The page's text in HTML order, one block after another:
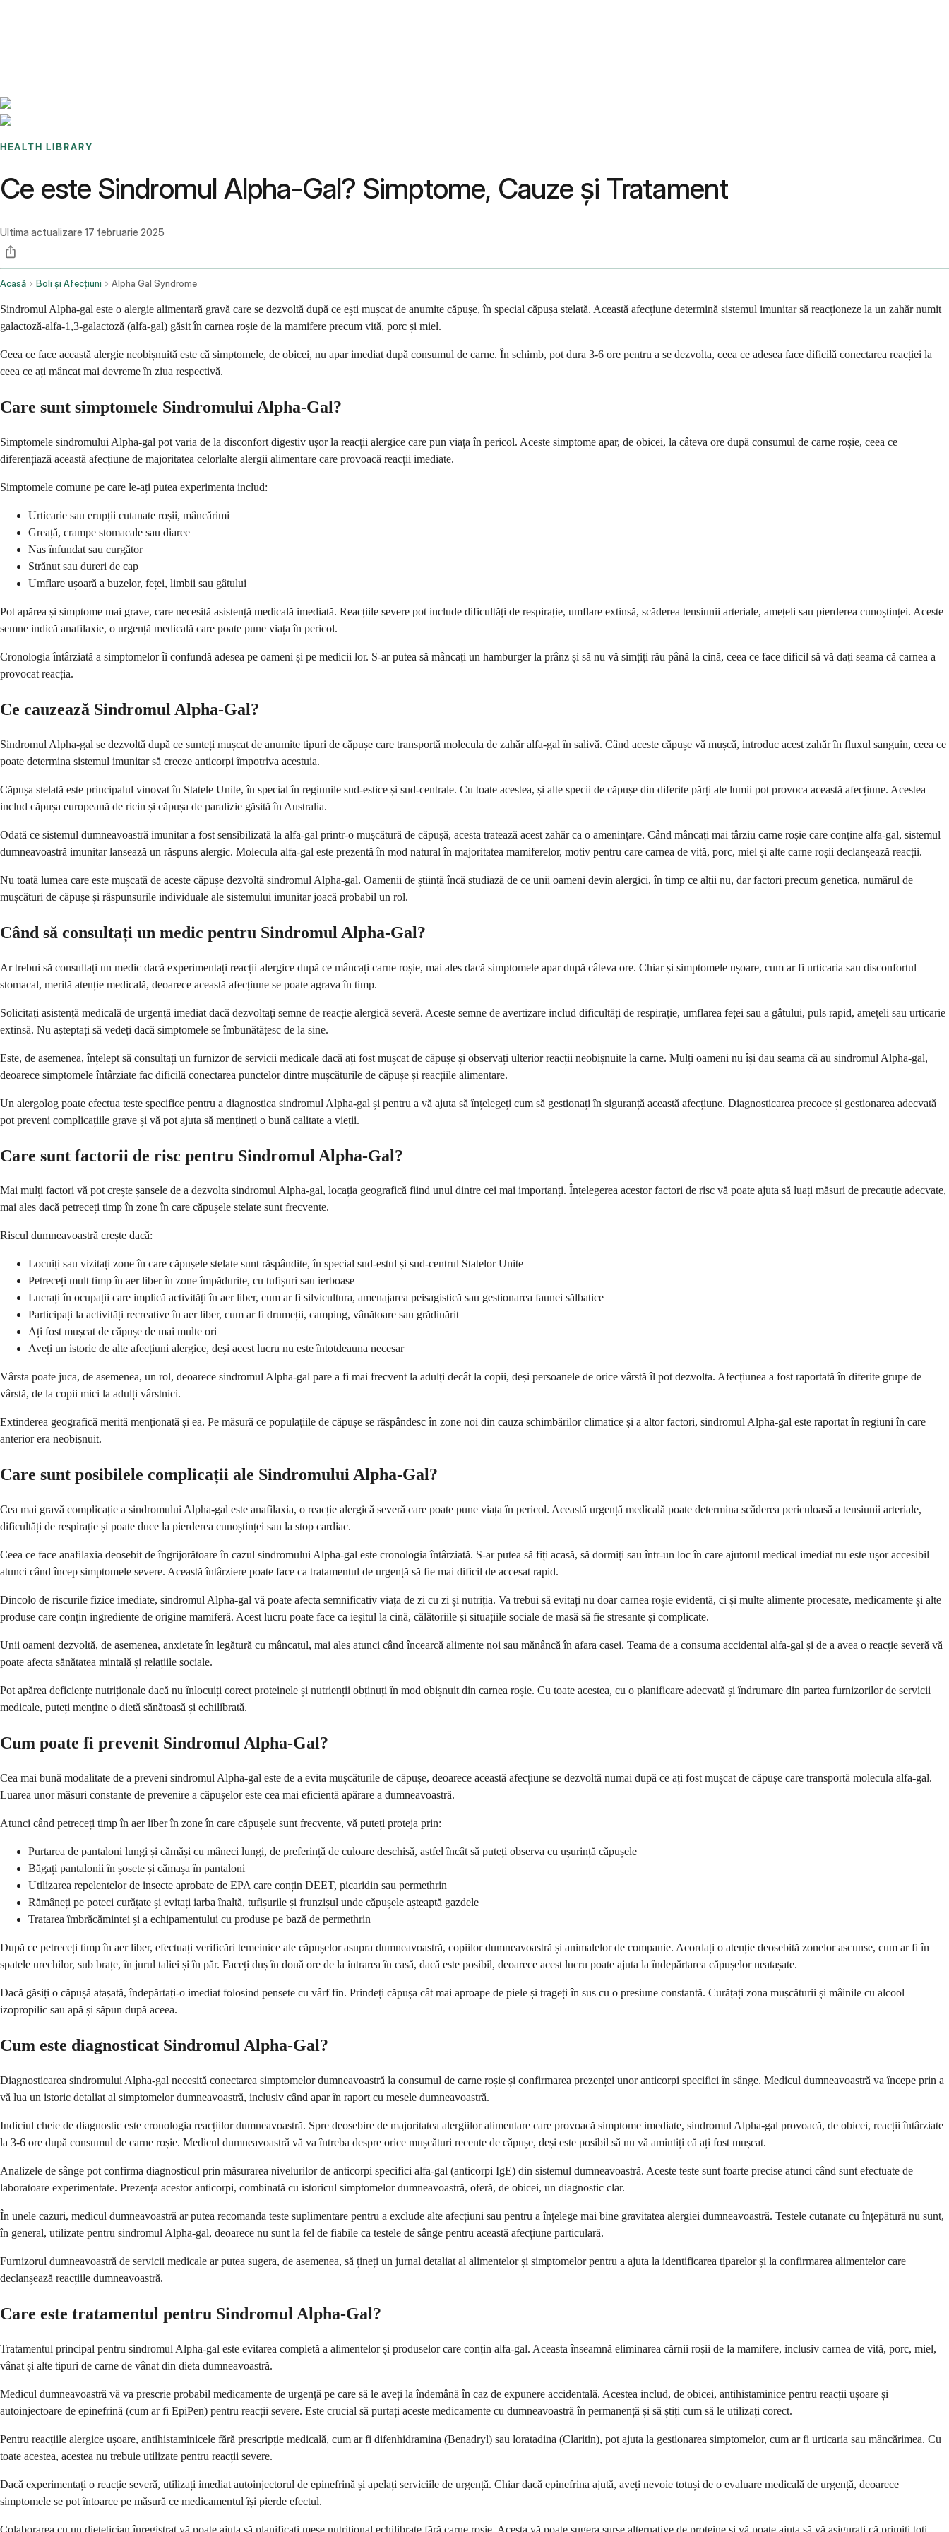
HEALTH LIBRARY
Ce este Sindromul Alpha-Gal? Simptome, Cauze și Tratament
Ultima actualizare 17 februarie 2025
Acasă Boli și Afecțiuni Alpha Gal Syndrome
Sindromul Alpha-gal este o alergie alimentară gravă care se dezvoltă după ce ești mușcat de anumite căpușe, în special căpușa stelată. Această afecțiune determină sistemul imunitar să reacționeze la un zahăr numit
galactoză-alfa-1,3-galactoză (alfa-gal) găsit în carnea roșie de la mamifere precum vită, porc și miel.
Ceea ce face această alergie neobișnuită este că simptomele, de obicei, nu apar imediat după consumul de carne. În schimb, pot dura 3-6 ore pentru a se dezvolta, ceea ce adesea face dificilă conectarea reacției la
ceea ce ați mâncat mai devreme în ziua respectivă.
Care sunt simptomele Sindromului Alpha-Gal?
Simptomele sindromului Alpha-gal pot varia de la disconfort digestiv ușor la reacții alergice care pun viața în pericol. Aceste simptome apar, de obicei, la câteva ore după consumul de carne roșie, ceea ce
diferențiază această afecțiune de majoritatea celorlalte alergii alimentare care provoacă reacții imediate.
Simptomele comune pe care le-ați putea experimenta includ:
Urticarie sau erupții cutanate roșii, mâncărimi
Greață, crampe stomacale sau diaree
Nas înfundat sau curgător
Strănut sau dureri de cap
Umflare ușoară a buzelor, feței, limbii sau gâtului
Pot apărea și simptome mai grave, care necesită asistență medicală imediată. Reacțiile severe pot include dificultăți de respirație, umflare extinsă, scăderea tensiunii arteriale, amețeli sau pierderea cunoștinței. Aceste
semne indică anafilaxie, o urgență medicală care poate pune viața în pericol.
Cronologia întârziată a simptomelor îi confundă adesea pe oameni și pe medicii lor. S-ar putea să mâncați un hamburger la prânz și să nu vă simțiți rău până la cină, ceea ce face dificil să vă dați seama că carnea a
provocat reacția.
Ce cauzează Sindromul Alpha-Gal?
Sindromul Alpha-gal se dezvoltă după ce sunteți mușcat de anumite tipuri de căpușe care transportă molecula de zahăr alfa-gal în salivă. Când aceste căpușe vă mușcă, introduc acest zahăr în fluxul sanguin, ceea ce
poate determina sistemul imunitar să creeze anticorpi împotriva acestuia.
Căpușa stelată este principalul vinovat în Statele Unite, în special în regiunile sud-estice și sud-centrale. Cu toate acestea, și alte specii de căpușe din diferite părți ale lumii pot provoca această afecțiune. Acestea
includ căpușa europeană de ricin și căpușa de paralizie găsită în Australia.
Odată ce sistemul dumneavoastră imunitar a fost sensibilizată la alfa-gal printr-o mușcătură de căpușă, acesta tratează acest zahăr ca o amenințare. Când mâncați mai târziu carne roșie care conține alfa-gal, sistemul
dumneavoastră imunitar lansează un răspuns alergic. Molecula alfa-gal este prezentă în mod natural în majoritatea mamiferelor, motiv pentru care carnea de vită, porc, miel și alte carne roșii declanșează reacții.
Nu toată lumea care este mușcată de aceste căpușe dezvoltă sindromul Alpha-gal. Oamenii de știință încă studiază de ce unii oameni devin alergici, în timp ce alții nu, dar factori precum genetica, numărul de
mușcături de căpușe și răspunsurile individuale ale sistemului imunitar joacă probabil un rol.
Când să consultați un medic pentru Sindromul Alpha-Gal?
Ar trebui să consultați un medic dacă experimentați reacții alergice după ce mâncați carne roșie, mai ales dacă simptomele apar după câteva ore. Chiar și simptomele ușoare, cum ar fi urticaria sau disconfortul
stomacal, merită atenție medicală, deoarece această afecțiune se poate agrava în timp.
Solicitați asistență medicală de urgență imediat dacă dezvoltați semne de reacție alergică severă. Aceste semne de avertizare includ dificultăți de respirație, umflarea feței sau a gâtului, puls rapid, amețeli sau urticarie
extinsă. Nu așteptați să vedeți dacă simptomele se îmbunătățesc de la sine.
Este, de asemenea, înțelept să consultați un furnizor de servicii medicale dacă ați fost mușcat de căpușe și observați ulterior reacții neobișnuite la carne. Mulți oameni nu își dau seama că au sindromul Alpha-gal,
deoarece simptomele întârziate fac dificilă conectarea punctelor dintre mușcăturile de căpușe și reacțiile alimentare.
Un alergolog poate efectua teste specifice pentru a diagnostica sindromul Alpha-gal și pentru a vă ajuta să înțelegeți cum să gestionați în siguranță această afecțiune. Diagnosticarea precoce și gestionarea adecvată
pot preveni complicațiile grave și vă pot ajuta să mențineți o bună calitate a vieții.
Care sunt factorii de risc pentru Sindromul Alpha-Gal?
Mai mulți factori vă pot crește șansele de a dezvolta sindromul Alpha-gal, locația geografică fiind unul dintre cei mai importanți. Înțelegerea acestor factori de risc vă poate ajuta să luați măsuri de precauție adecvate,
mai ales dacă petreceți timp în zone în care căpușele stelate sunt frecvente.
Riscul dumneavoastră crește dacă:
Locuiți sau vizitați zone în care căpușele stelate sunt răspândite, în special sud-estul și sud-centrul Statelor Unite
Petreceți mult timp în aer liber în zone împădurite, cu tufișuri sau ierboase
Lucrați în ocupații care implică activități în aer liber, cum ar fi silvicultura, amenajarea peisagistică sau gestionarea faunei sălbatice
Participați la activități recreative în aer liber, cum ar fi drumeții, camping, vânătoare sau grădinărit
Ați fost mușcat de căpușe de mai multe ori
Aveți un istoric de alte afecțiuni alergice, deși acest lucru nu este întotdeauna necesar
Vârsta poate juca, de asemenea, un rol, deoarece sindromul Alpha-gal pare a fi mai frecvent la adulți decât la copii, deși persoanele de orice vârstă îl pot dezvolta. Afecțiunea a fost raportată în diferite grupe de
vârstă, de la copii mici la adulți vârstnici.
Extinderea geografică merită menționată și ea. Pe măsură ce populațiile de căpușe se răspândesc în zone noi din cauza schimbărilor climatice și a altor factori, sindromul Alpha-gal este raportat în regiuni în care
anterior era neobișnuit.
Care sunt posibilele complicații ale Sindromului Alpha-Gal?
Cea mai gravă complicație a sindromului Alpha-gal este anafilaxia, o reacție alergică severă care poate pune viața în pericol. Această urgență medicală poate determina scăderea periculoasă a tensiunii arteriale,
dificultăți de respirație și poate duce la pierderea cunoștinței sau la stop cardiac.
Ceea ce face anafilaxia deosebit de îngrijorătoare în cazul sindromului Alpha-gal este cronologia întârziată. S-ar putea să fiți acasă, să dormiți sau într-un loc în care ajutorul medical imediat nu este ușor accesibil
atunci când încep simptomele severe. Această întârziere poate face ca tratamentul de urgență să fie mai dificil de accesat rapid.
Dincolo de riscurile fizice imediate, sindromul Alpha-gal vă poate afecta semnificativ viața de zi cu zi și nutriția. Va trebui să evitați nu doar carnea roșie evidentă, ci și multe alimente procesate, medicamente și alte
produse care conțin ingrediente de origine mamiferă. Acest lucru poate face ca ieșitul la cină, călătoriile și situațiile sociale de masă să fie stresante și complicate.
Unii oameni dezvoltă, de asemenea, anxietate în legătură cu mâncatul, mai ales atunci când încearcă alimente noi sau mănâncă în afara casei. Teama de a consuma accidental alfa-gal și de a avea o reacție severă vă
poate afecta sănătatea mintală și relațiile sociale.
Pot apărea deficiențe nutriționale dacă nu înlocuiți corect proteinele și nutrienții obținuți în mod obișnuit din carnea roșie. Cu toate acestea, cu o planificare adecvată și îndrumare din partea furnizorilor de servicii
medicale, puteți menține o dietă sănătoasă și echilibrată.
Cum poate fi prevenit Sindromul Alpha-Gal?
Cea mai bună modalitate de a preveni sindromul Alpha-gal este de a evita mușcăturile de căpușe, deoarece această afecțiune se dezvoltă numai după ce ați fost mușcat de căpușe care transportă molecula alfa-gal.
Luarea unor măsuri constante de prevenire a căpușelor este cea mai eficientă apărare a dumneavoastră.
Atunci când petreceți timp în aer liber în zone în care căpușele sunt frecvente, vă puteți proteja prin:
Purtarea de pantaloni lungi și cămăși cu mâneci lungi, de preferință de culoare deschisă, astfel încât să puteți observa cu ușurință căpușele
Băgați pantalonii în șosete și cămașa în pantaloni
Utilizarea repelentelor de insecte aprobate de EPA care conțin DEET, picaridin sau permethrin
Rămâneți pe poteci curățate și evitați iarba înaltă, tufișurile și frunzișul unde căpușele așteaptă gazdele
Tratarea îmbrăcămintei și a echipamentului cu produse pe bază de permethrin
După ce petreceți timp în aer liber, efectuați verificări temeinice ale căpușelor asupra dumneavoastră, copiilor dumneavoastră și animalelor de companie. Acordați o atenție deosebită zonelor ascunse, cum ar fi în
spatele urechilor, sub brațe, în jurul taliei și în păr. Faceți duș în două ore de la intrarea în casă, dacă este posibil, deoarece acest lucru poate ajuta la îndepărtarea căpușelor neatașate.
Dacă găsiți o căpușă atașată, îndepărtați-o imediat folosind pensete cu vârf fin. Prindeți căpușa cât mai aproape de piele și trageți în sus cu o presiune constantă. Curățați zona mușcăturii și mâinile cu alcool
izopropilic sau apă și săpun după aceea.
Cum este diagnosticat Sindromul Alpha-Gal?
Diagnosticarea sindromului Alpha-gal necesită conectarea simptomelor dumneavoastră la consumul de carne roșie și confirmarea prezenței unor anticorpi specifici în sânge. Medicul dumneavoastră va începe prin a
vă lua un istoric detaliat al simptomelor dumneavoastră, inclusiv când apar în raport cu mesele dumneavoastră.
Indiciul cheie de diagnostic este cronologia reacțiilor dumneavoastră. Spre deosebire de majoritatea alergiilor alimentare care provoacă simptome imediate, sindromul Alpha-gal provoacă, de obicei, reacții întârziate
la 3-6 ore după consumul de carne roșie. Medicul dumneavoastră vă va întreba despre orice mușcături recente de căpușe, deși este posibil să nu vă amintiți că ați fost mușcat.
Analizele de sânge pot confirma diagnosticul prin măsurarea nivelurilor de anticorpi specifici alfa-gal (anticorpi IgE) din sistemul dumneavoastră. Aceste teste sunt foarte precise atunci când sunt efectuate de
laboratoare experimentate. Prezența acestor anticorpi, combinată cu istoricul simptomelor dumneavoastră, oferă, de obicei, un diagnostic clar.
În unele cazuri, medicul dumneavoastră ar putea recomanda teste suplimentare pentru a exclude alte afecțiuni sau pentru a înțelege mai bine gravitatea alergiei dumneavoastră. Testele cutanate cu înțepătură nu sunt,
în general, utilizate pentru sindromul Alpha-gal, deoarece nu sunt la fel de fiabile ca testele de sânge pentru această afecțiune particulară.
Furnizorul dumneavoastră de servicii medicale ar putea sugera, de asemenea, să țineți un jurnal detaliat al alimentelor și simptomelor pentru a ajuta la identificarea tiparelor și la confirmarea alimentelor care
declanșează reacțiile dumneavoastră.
Care este tratamentul pentru Sindromul Alpha-Gal?
Tratamentul principal pentru sindromul Alpha-gal este evitarea completă a alimentelor și produselor care conțin alfa-gal. Aceasta înseamnă eliminarea cărnii roșii de la mamifere, inclusiv carnea de vită, porc, miel,
vânat și alte tipuri de carne de vânat din dieta dumneavoastră.
Medicul dumneavoastră vă va prescrie probabil medicamente de urgență pe care să le aveți la îndemână în caz de expunere accidentală. Acestea includ, de obicei, antihistaminice pentru reacții ușoare și
autoinjectoare de epinefrină (cum ar fi EpiPen) pentru reacții severe. Este crucial să purtați aceste medicamente cu dumneavoastră în permanență și să știți cum să le utilizați corect.
Pentru reacțiile alergice ușoare, antihistaminicele fără prescripție medicală, cum ar fi difenhidramina (Benadryl) sau loratadina (Claritin), pot ajuta la gestionarea simptomelor, cum ar fi urticaria sau mâncărimea. Cu
toate acestea, acestea nu trebuie utilizate pentru reacții severe.
Dacă experimentați o reacție severă, utilizați imediat autoinjectorul de epinefrină și apelați serviciile de urgență. Chiar dacă epinefrina ajută, aveți nevoie totuși de o evaluare medicală de urgență, deoarece
simptomele se pot întoarce pe măsură ce medicamentul își pierde efectul.
Colaborarea cu un dietetician înregistrat vă poate ajuta să planificați mese nutrițional echilibrate fără carne roșie. Acesta vă poate sugera surse alternative de proteine și vă poate ajuta să vă asigurați că primiți toți